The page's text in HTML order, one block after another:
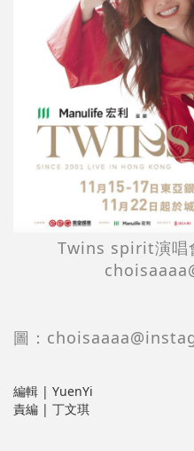
Twins spirit演唱
圖：
編輯 | YuenYi
責編 | 丁文琪